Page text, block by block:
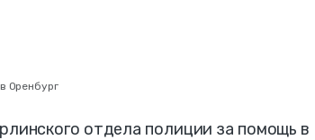
Оренбург
отдела полиции за помощь в